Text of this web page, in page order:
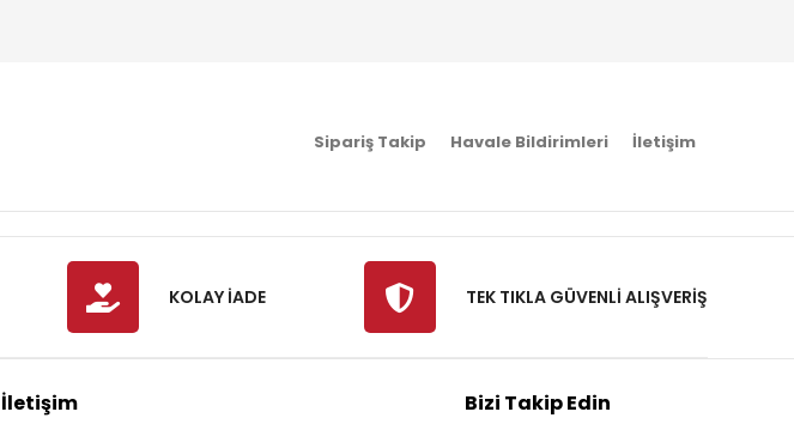
Sipariş Takip Havale Bildirimleri İletişim
KOLAY İADE TEK TIKLA GÜVENLİ ALIŞVERİŞ
İletişim Bizi Takip Edin